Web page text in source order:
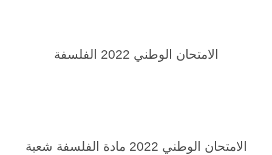
الامتحان الوطني 2022 الفلسفة
الامتحان الوطني 2022 مادة الفلسفة شعبة